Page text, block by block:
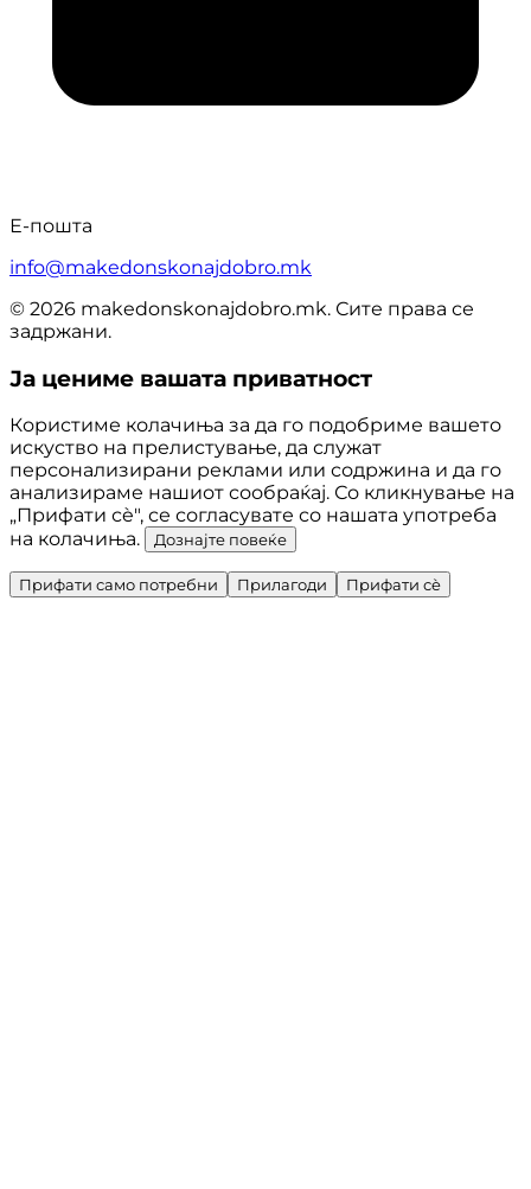
Е-пошта
info@makedonskonajdobro.mk
© 2026 makedonskonajdobro.mk. Сите права се
задржани.
Ја цениме вашата приватност
Користиме колачиња за да го подобриме вашето
искуство на прелистување, да служат
персонализирани реклами или содржина и да го
анализираме нашиот сообраќај. Со кликнување на
„Прифати сè", се согласувате со нашата употреба
на колачиња.
Дознајте повеќе
Прифати само потребни Прилагоди Прифати сè